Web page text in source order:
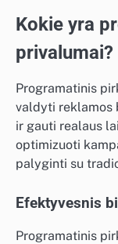
Kokie yra
privalumai?
Programatinis
valdyti reklamos
ir gauti realaus
optimizuoti
palyginti su
Efektyvesnis
Programatinis